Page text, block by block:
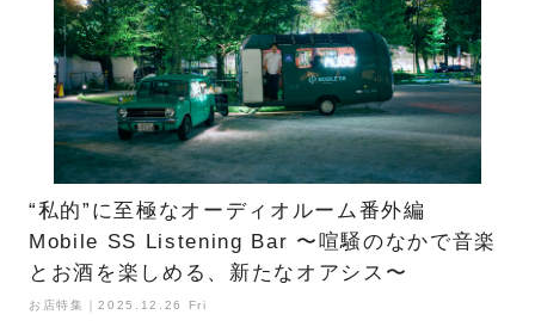
“私的”に至極なオーディオルーム番外編
Mobile SS Listening Bar 〜喧騒のなかで音楽
とお酒を楽しめる、新たなオアシス〜
お店特集｜2025.12.26 Fri